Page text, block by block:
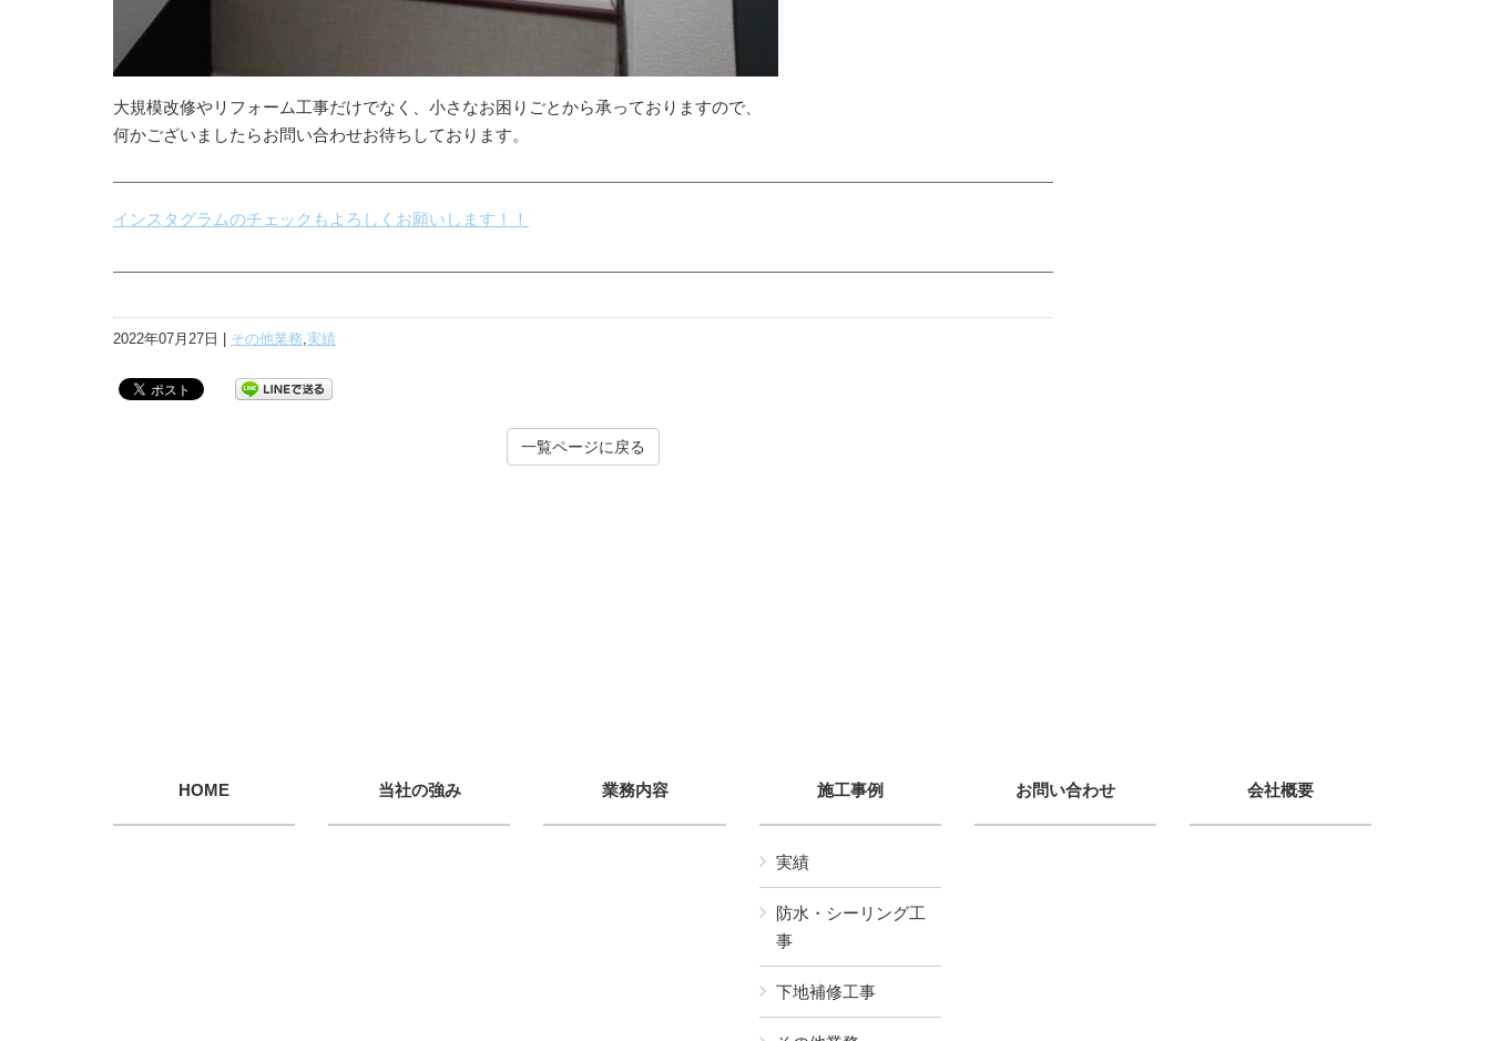
大規模改修やリフォーム工事だけでなく、小さなお困りごとから承っておりますので、
何かございましたらお問い合わせお待ちしております。
インスタグラムのチェックもよろしくお願いします！！
2022年07月27日 | その他業務,実績
一覧ページに戻る
HOME 当社の強み 業務内容 施工事例
実績
防水・シーリング工
事
下地補修工事
お問い合わせ 会社概要